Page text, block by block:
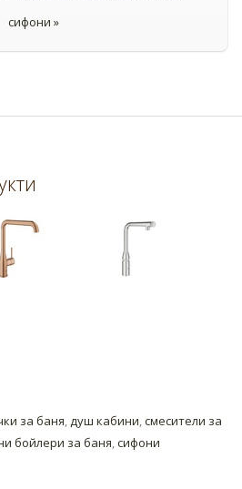
сифони »
за баня,душ кабини,смесители за
бойлери за баня,сифони